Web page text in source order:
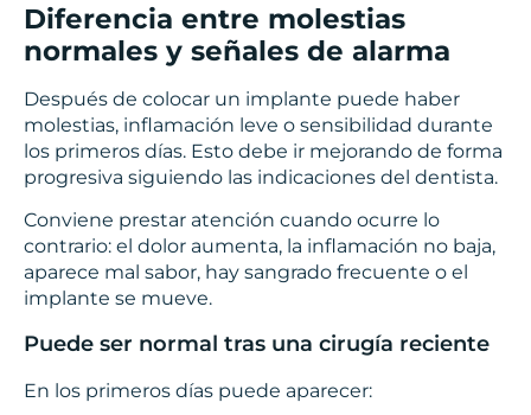
Diferencia entre molestias
normales y señales de alarma
Después de colocar un implante puede haber
molestias, inflamación leve o sensibilidad durante
los primeros días. Esto debe ir mejorando de forma
progresiva siguiendo las indicaciones del dentista.
Conviene prestar atención cuando ocurre lo
contrario: el dolor aumenta, la inflamación no baja,
aparece mal sabor, hay sangrado frecuente o el
implante se mueve.
Puede ser normal tras una cirugía reciente
En los primeros días puede aparecer: